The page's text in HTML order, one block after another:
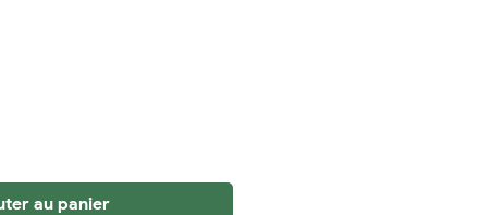
au panier